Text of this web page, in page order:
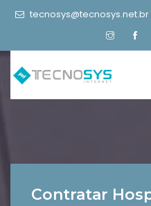
tecnosys@tecnosys.net.br
Contratar